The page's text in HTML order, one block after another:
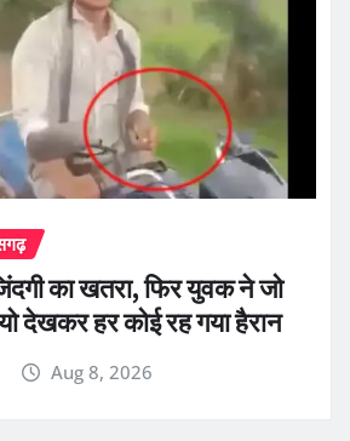
का खतरा, फिर युवक ने जो
देखकर हर कोई रह गया हैरान
Aug 8, 2026